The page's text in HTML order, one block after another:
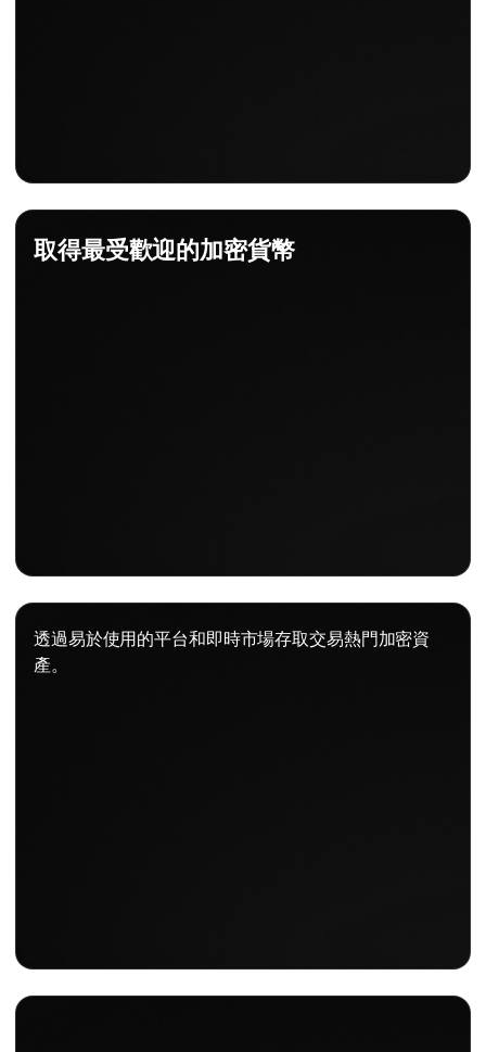
取得最受歡迎的加密貨幣
透過易於使用的平台和即時市場存取交易熱門加密資
產。